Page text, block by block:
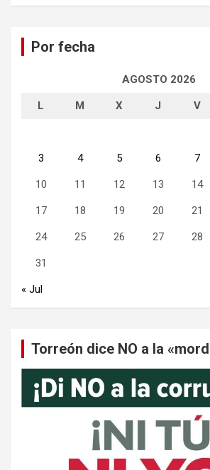
Por fecha
AGOSTO 2026
L M X J V
3 4 5 6 7
10 11 12 13 14
17 18 19 20 21
24 25 26 27 28
31
« Jul
Torreón dice NO a la